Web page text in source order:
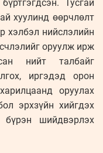
Тусгай
хуулинд өөрчлөлт
хэлбэл нийслэлийн
оруулж ирж
нийт талбайг
иргэдэд орон
оруулах
эрхзүйн хийгдэх
бүрэн шийдвэрлэх